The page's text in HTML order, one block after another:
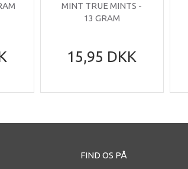
MINT TRUE MINTS -
13 GRAM
15,95 DKK
FIND OS PÅ